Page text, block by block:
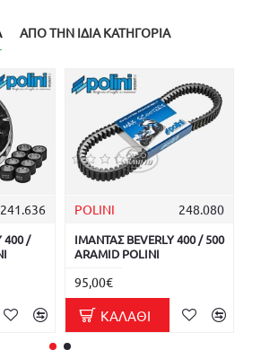
ΑΠΌ ΤΗΝ ΊΔΙΑ ΚΑΤΗΓΟΡΊΑ
241.636
400 /
POLINI 248.080
ΙΜΑΝΤΑΣ BEVERLY 400 / 500
ARAMID POLINI
95,00€
ΚΑΛΆΘΙ